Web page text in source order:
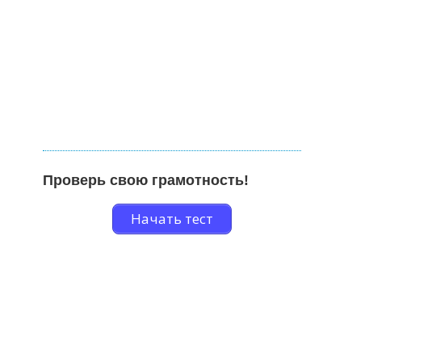
Проверь свою грамотность!
Начать тест